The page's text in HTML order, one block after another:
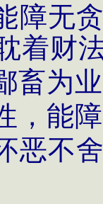
障无
着财
畜为
，能
恶不